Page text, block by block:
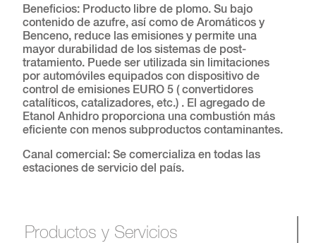
Productos y Servicios
Beneficios: Producto libre de plomo. Su bajo
contenido de azufre, así como de Aromáticos y
Benceno, reduce las emisiones y permite una
mayor durabilidad de los sistemas de post-
tratamiento. Puede ser utilizada sin limitaciones
por automóviles equipados con dispositivo de
control de emisiones EURO 5 ( convertidores
catalíticos, catalizadores, etc.) . El agregado de
Etanol Anhidro proporciona una combustión más
eficiente con menos subproductos contaminantes.
Canal comercial: Se comercializa en todas las
estaciones de servicio del país.